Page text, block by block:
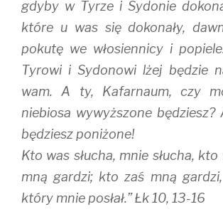
gdyby w Tyrze i Sydonie
które u was się dokonały,
pokutę we włosiennicy i
Tyrowi i Sydonowi lżej będzie
wam. A ty, Kafarnaum, czy
niebiosa wywyższone będziesz?
będziesz poniżone!
Kto was słucha, mnie słucha,
mną gardzi; kto zaś mną
który mnie posłał.” Łk 10, 13-16